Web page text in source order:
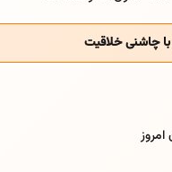
چاشنی خلاقیت